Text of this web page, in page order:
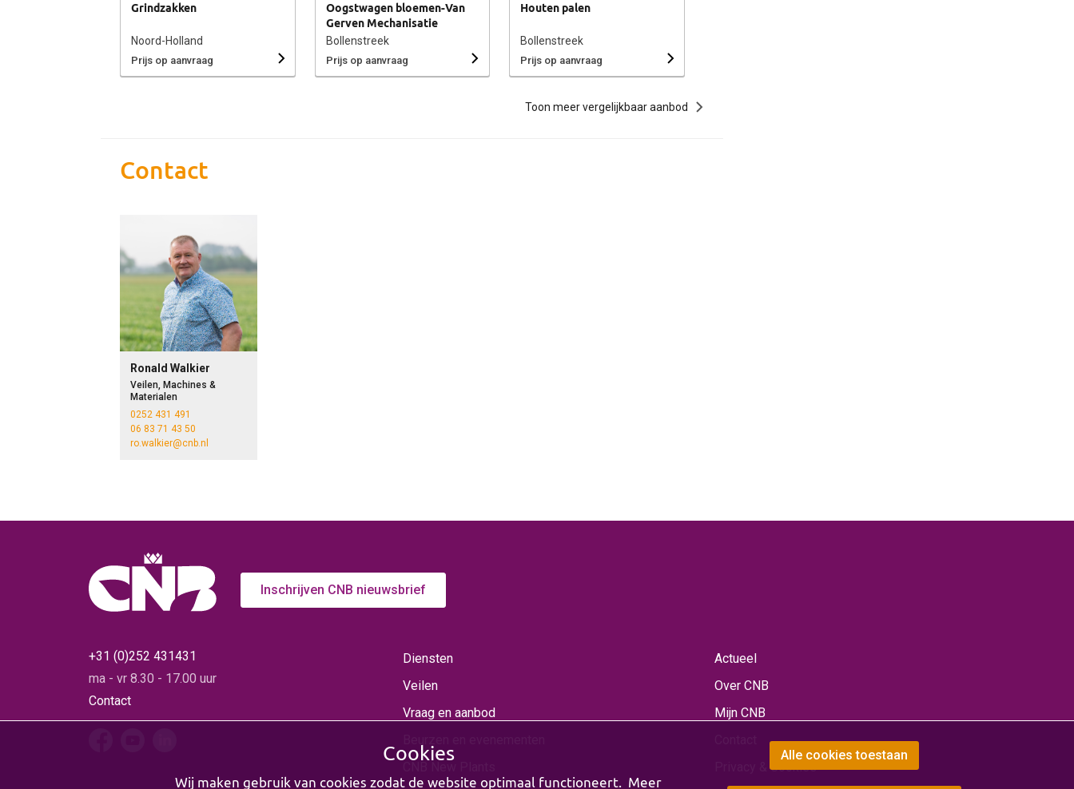
Grindzakken
Noord-Holland
Prijs op aanvraag
Oogstwagen bloemen-Van
Gerven Mechanisatie
Bollenstreek
Prijs op aanvraag
Houten palen
Bollenstreek
Prijs op aanvraag
Toon meer vergelijkbaar aanbod
Contact
Ronald Walkier
Veilen, Machines &
Materialen
0252 431 491
06 83 71 43 50
ro.walkier@cnb.nl
Inschrijven CNB nieuwsbrief
+31 (0)252 431431
ma - vr 8.30 - 17.00 uur
Contact
Diensten
Veilen
Vraag en aanbod
Actueel
Over CNB
Mijn CNB
Privacy & Cookies
Cookies
Wij maken gebruik van cookies zodat de website optimaal functioneert. Meer
Alle cookies toestaan